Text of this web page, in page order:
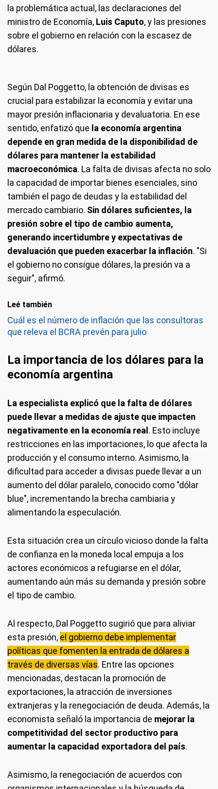
la problemática actual, las declaraciones del
ministro de Economía, Luis Caputo, y las presiones
sobre el gobierno en relación con la escasez de
dólares.
Según Dal Poggetto, la obtención de divisas es
crucial para estabilizar la economía y evitar una
mayor presión inflacionaria y devaluatoria. En ese
sentido, enfatizó que la economía argentina
depende en gran medida de la disponibilidad de
dólares para mantener la estabilidad
macroeconómica. La falta de divisas afecta no solo
la capacidad de importar bienes esenciales, sino
también el pago de deudas y la estabilidad del
mercado cambiario. Sin dólares suficientes, la
presión sobre el tipo de cambio aumenta,
generando incertidumbre y expectativas de
devaluación que pueden exacerbar la inflación. "Si
el gobierno no consigue dólares, la presión va a
seguir", afirmó.
Leé también
Cuál es el número de inflación que las consultoras
que releva el BCRA prevén para julio
La importancia de los dólares para la
economía argentina
La especialista explicó que la falta de dólares
puede llevar a medidas de ajuste que impacten
negativamente en la economía real . Esto incluye
restricciones en las importaciones, lo que afecta la
producción y el consumo interno. Asimismo, la
dificultad para acceder a divisas puede llevar a un
aumento del dólar paralelo, conocido como "dólar
blue", incrementando la brecha cambiaria y
alimentando la especulación.
Esta situación crea un círculo vicioso donde la falta
de confianza en la moneda local empuja a los
actores económicos a refugiarse en el dólar,
aumentando aún más su demanda y presión sobre
el tipo de cambio.
Al respecto, Dal Poggetto sugirió que para aliviar
esta presión, el gobierno debe implementar
políticas que fomenten la entrada de dólares a
través de diversas vías. Entre las opciones
mencionadas, destacan la promoción de
exportaciones, la atracción de inversiones
extranjeras y la renegociación de deuda. Además, la
economista señaló la importancia de mejorar la
competitividad del sector productivo para
aumentar la capacidad exportadora del país.
Asimismo, la renegociación de acuerdos con